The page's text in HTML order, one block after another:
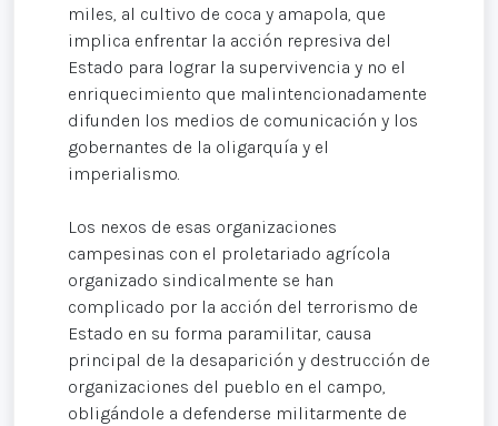
miles, al cultivo de coca y amapola, que
implica enfrentar la acción represiva del
Estado para lograr la supervivencia y no el
enriquecimiento que malintencionadamente
difunden los medios de comunicación y los
gobernantes de la oligarquía y el
imperialismo.
Los nexos de esas organizaciones
campesinas con el proletariado agrícola
organizado sindicalmente se han
complicado por la acción del terrorismo de
Estado en su forma paramilitar, causa
principal de la desaparición y destrucción de
organizaciones del pueblo en el campo,
obligándole a defenderse militarmente de